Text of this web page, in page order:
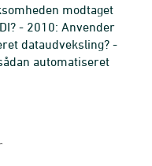
modtaget
- 2010: Anvender
dataudveksling? -
automatiseret